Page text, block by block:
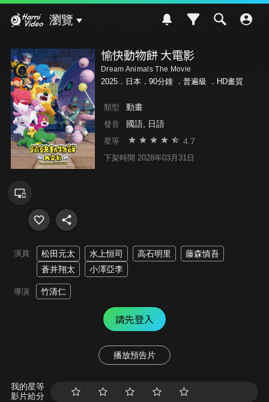
瀏覽
愉快動物餅 大電影
Dream Animals The Movie
2025．日本．90分鐘 ． 普遍級 ．HD畫質
類型 動畫
發音 國語, 日語
星等 4.7
下架時間 2028年03月31日
演員 松田元太 水上恒司 高石明里
藤森慎吾
蒼井翔太
小澤亞李
導演 竹清仁
請先登入
播放預告片
我的星等
影片給分